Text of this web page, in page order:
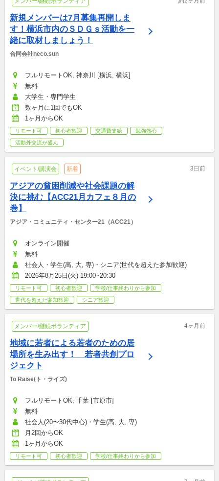
新規メンバーは7月募集再開しま
す！横浜市内のＳＤＧｓ活動を一
緒に取材しましょう！
合同会社neco.sun
フルリモートOK, 神奈川 [横浜, 横浜]
無料
大学生・専門学生
数ヶ月に1回でもOK
1ヶ月からOK
リモート可 初心者歓迎 交通費支給
勉強熱心
活動外交流が盛ん
イベント/講演会 新着 3日前
アジアの貧困削減や社会課題の解
決に挑む【ACC21月カフェ８月の
巻】
アジア・コミュニティ・センター21（ACC21）
オンライン開催
無料
社会人・学生(高, 大, 専)・シニア(世代を超えた参加歓迎)
2026年8月25日(火) 19:00~20:30
リモート可 初心者歓迎
学校/仕事終わりから参加
世代を超えた参加歓迎
シニア歓迎
メンバー/継続ボランティア 4ヶ月前
地域に若者による若者のための居
場所を生み出す！　若者共創プロ
ジェクト
To Raise(ト・ライズ)
フルリモートOK, 千葉 [市原市]
無料
社会人(20〜30代中心)・学生(高, 大, 専)
月2回からOK
1ヶ月からOK
リモート可 初心者歓迎 学校/仕事終わりから参加